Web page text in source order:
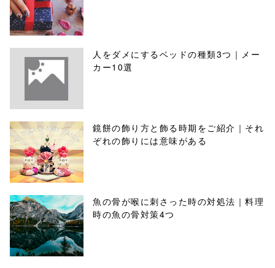
人をダメにするベッドの種類3つ｜メー
カー10選
鏡餅の飾り方と飾る時期をご紹介｜それ
ぞれの飾りには意味がある
魚の骨が喉に刺さった時の対処法｜料理
時の魚の骨対策4つ